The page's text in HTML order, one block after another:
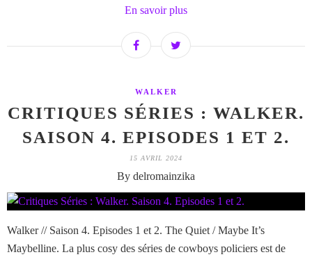
En savoir plus
WALKER
CRITIQUES SÉRIES : WALKER.
SAISON 4. EPISODES 1 ET 2.
15 AVRIL 2024
By delromainzika
Walker // Saison 4. Episodes 1 et 2. The Quiet / Maybe It’s
Maybelline. La plus cosy des séries de cowboys policiers est de